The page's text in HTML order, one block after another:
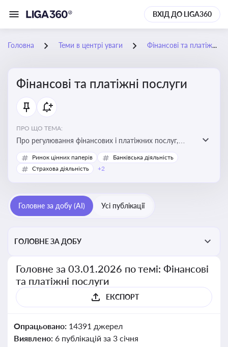
ВХІД ДО LIGA360
Головна Теми в центрі уваги Фінансові та платіжні послуги
Фінансові та платіжні послуги
ПРО ЩО ТЕМА:
Про регулювання фінансових і платіжних послуг,
управління коштами, приймання платежів та
дотримання ліцензійних вимог
Ринок цінних паперів
Банківська діяльність
Страхова діяльність
+2
Головне за добу (AI) Усі публікації
ГОЛОВНЕ ЗА ДОБУ
Головне за 03.01.2026 по темі: Фінансові
та платіжні послуги
ЕКСПОРТ
Опрацьовано: 14391 джерел
Виявлено: 6 публікацій за 3 січня